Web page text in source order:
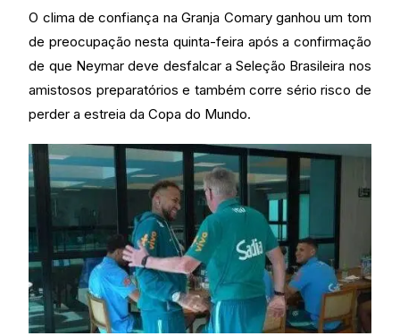
O clima de confiança na Granja Comary ganhou um tom
de preocupação nesta quinta-feira após a confirmação
de que Neymar deve desfalcar a Seleção Brasileira nos
amistosos preparatórios e também corre sério risco de
perder a estreia da Copa do Mundo.